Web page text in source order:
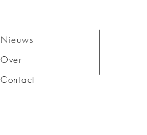
Nieuws
Over
Contact